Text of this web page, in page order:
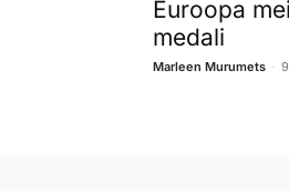
Euroopa
medali
Marleen Murumets -